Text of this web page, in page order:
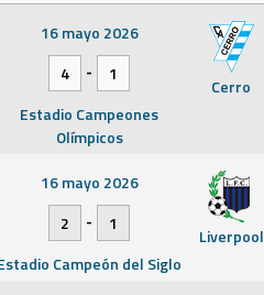
Cerro
16 mayo 2026
4
-
1
Estadio Campeones
Olímpicos
Liverpool
16 mayo 2026
2
-
1
Campeón del Siglo